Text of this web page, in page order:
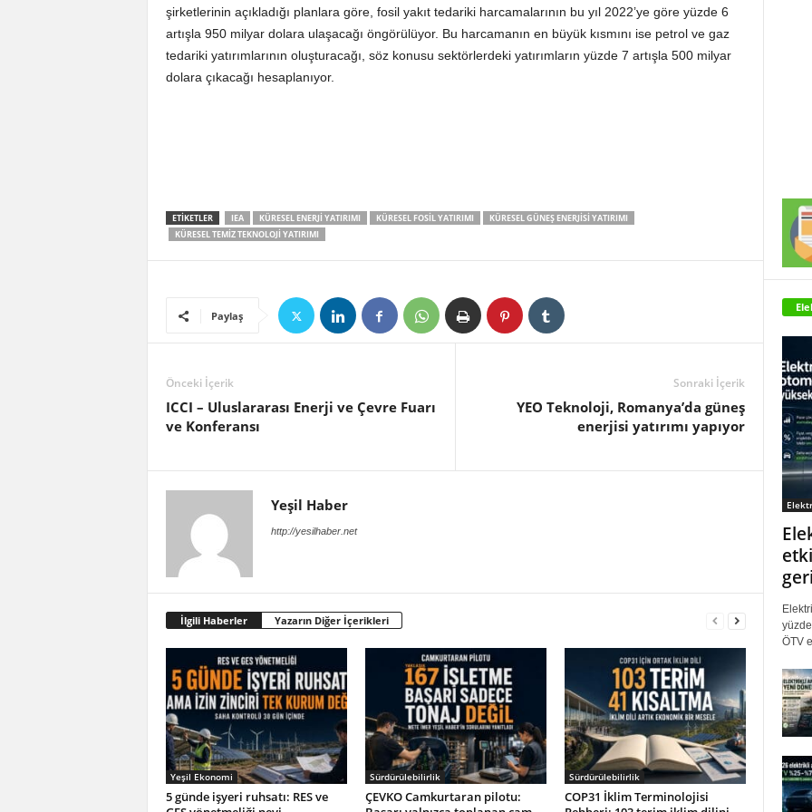
şirketlerinin açıkladığı planlara göre, fosil yakıt tedariki harcamalarının bu yıl 2022’ye göre yüzde 6
artışla 950 milyar dolara ulaşacağı öngörülüyor. Bu harcamanın en büyük kısmını ise petrol ve gaz
tedariki yatırımlarının oluşturacağı, söz konusu sektörlerdeki yatırımların yüzde 7 artışla 500 milyar
dolara çıkacağı hesaplanıyor.
ETIKETLER IEA KÜRESEL ENERJI YATIRIMI KÜRESEL FOSIL YATIRIMI
KÜRESEL GÜNEŞ ENERJISI YATIRIMI
KÜRESEL TEMIZ TEKNOLOJI YATIRIMI
Paylaş
Önceki İçerik
ICCI – Uluslararası Enerji ve Çevre Fuarı
ve Konferansı
Sonraki İçerik
YEO Teknoloji, Romanya’da güneş
enerjisi yatırımı yapıyor
Yeşil Haber
http://yesilhaber.net
İlgili Haberler Yazarın Diğer İçerikleri
Yeşil Ekonomi
5 günde işyeri ruhsatı: RES ve
Sürdürülebilirlik
ÇEVKO Camkurtaran pilotu:
Sürdürülebilirlik
COP31 İklim Terminolojisi
ÖTV